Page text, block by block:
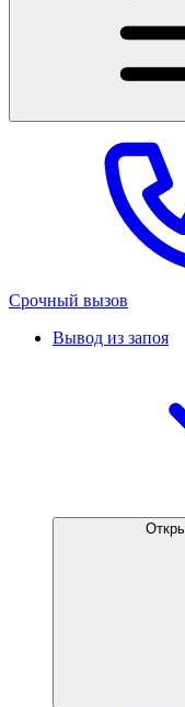
Срочный вызов
Вывод из запоя